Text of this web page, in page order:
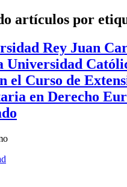
artículos por
Rey Juan
Universidad
el Curso de
en Derecho